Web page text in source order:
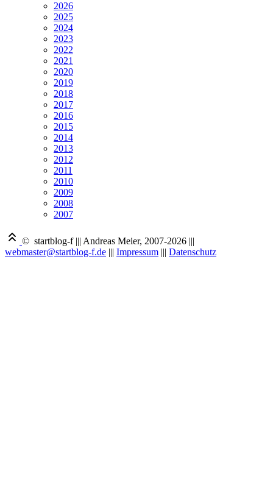
2026
2025
2024
2023
2022
2021
2020
2019
2018
2017
2016
2015
2014
2013
2012
2011
2010
2009
2008
2007
© startblog-f ||| Andreas Meier, 2007-2026 |||
webmaster@startblog-f.de ||| Impressum ||| Datenschutz